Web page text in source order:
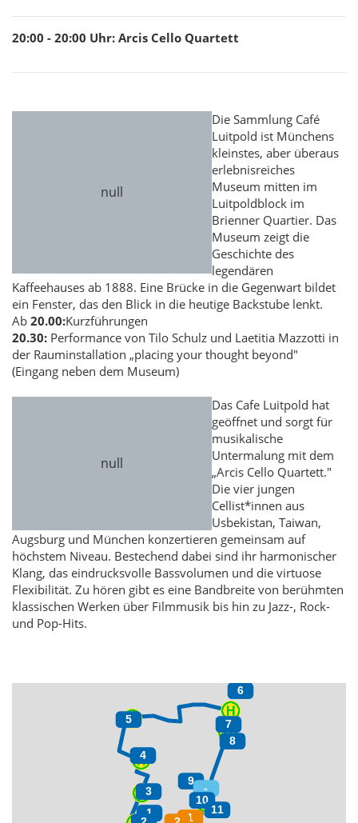
20:00 - 20:00 Uhr: Arcis Cello Quartett
Die Sammlung Café
Luitpold ist Münchens
kleinstes, aber überaus
erlebnisreiches
Museum mitten im
Luitpoldblock im
Brienner Quartier. Das
Museum zeigt die
Geschichte des
legendären
Kaffeehauses ab 1888. Eine Brücke in die Gegenwart bildet
ein Fenster, das den Blick in die heutige Backstube lenkt.
Ab 20.00:Kurzführungen
20.30: Performance von Tilo Schulz und Laetitia Mazzotti in
der Rauminstallation „placing your thought beyond"
(Eingang neben dem Museum)
Das Cafe Luitpold hat
geöffnet und sorgt für
musikalische
Untermalung mit dem
„Arcis Cello Quartett."
Die vier jungen
Cellist*innen aus
Usbekistan, Taiwan,
Augsburg und München konzertieren gemeinsam auf
höchstem Niveau. Bestechend dabei sind ihr harmonischer
Klang, das eindrucksvolle Bassvolumen und die virtuose
Flexibilität. Zu hören gibt es eine Bandbreite von berühmten
klassischen Werken über Filmmusik bis hin zu Jazz-, Rock-
und Pop-Hits.